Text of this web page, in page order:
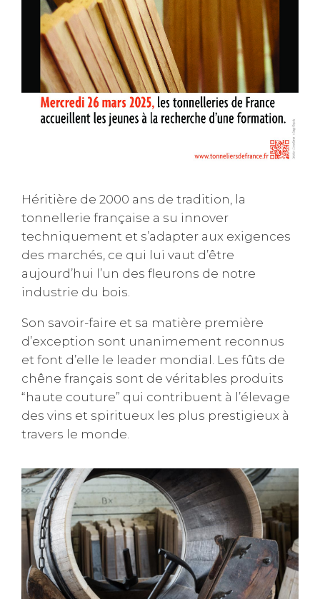
Héritière de 2000 ans de tradition, la
tonnellerie française a su innover
techniquement et s’adapter aux exigences
des marchés, ce qui lui vaut d’être
aujourd’hui l’un des fleurons de notre
industrie du bois.
Son savoir-faire et sa matière première
d’exception sont unanimement reconnus
et font d’elle le leader mondial. Les fûts de
chêne français sont de véritables produits
“haute couture” qui contribuent à l’élevage
des vins et spiritueux les plus prestigieux à
travers le monde.